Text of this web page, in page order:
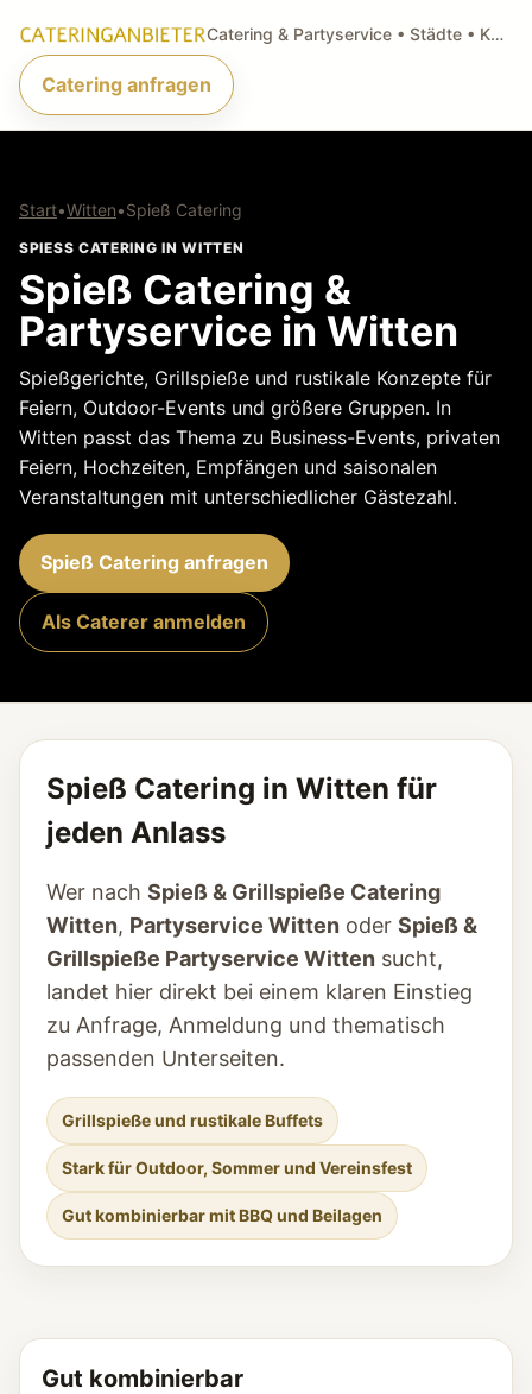
Catering & Partyservice • Städte • Küchenarten • Anfragen
Catering anfragen
Start•Witten•Spieß Catering
SPIESS CATERING IN WITTEN
Spieß Catering &
Partyservice in Witten
Spießgerichte, Grillspieße und rustikale Konzepte für
Feiern, Outdoor-Events und größere Gruppen. In
Witten passt das Thema zu Business-Events, privaten
Feiern, Hochzeiten, Empfängen und saisonalen
Veranstaltungen mit unterschiedlicher Gästezahl.
Spieß Catering anfragen
Als Caterer anmelden
Spieß Catering in Witten für
jeden Anlass
Wer nach Spieß & Grillspieße Catering
Witten, Partyservice Witten oder Spieß &
Grillspieße Partyservice Witten sucht,
landet hier direkt bei einem klaren Einstieg
zu Anfrage, Anmeldung und thematisch
passenden Unterseiten.
Grillspieße und rustikale Buffets
Stark für Outdoor, Sommer und Vereinsfest
Gut kombinierbar mit BBQ und Beilagen
Gut kombinierbar